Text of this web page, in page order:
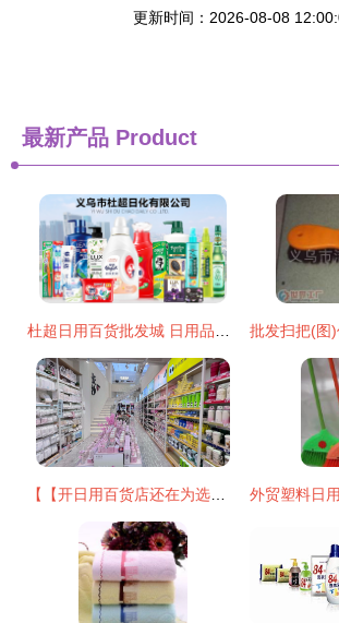
更新时间：2026-08-08
最新产品 Product